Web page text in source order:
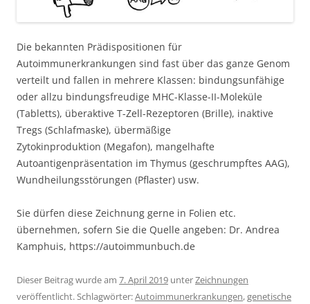
Die bekannten Prädispositionen für
Autoimmunerkrankungen sind fast über das ganze Genom
verteilt und fallen in mehrere Klassen: bindungsunfähige
oder allzu bindungsfreudige MHC-Klasse-II-Moleküle
(Tabletts), überaktive T-Zell-Rezeptoren (Brille), inaktive
Tregs (Schlafmaske), übermäßige
Zytokinproduktion (Megafon), mangelhafte
Autoantigenpräsentation im Thymus (geschrumpftes AAG),
Wundheilungsstörungen (Pflaster) usw.
Sie dürfen diese Zeichnung gerne in Folien etc.
übernehmen, sofern Sie die Quelle angeben: Dr. Andrea
Kamphuis, https://autoimmunbuch.de
Dieser Beitrag wurde am 7. April 2019 unterZeichnungen
veröffentlicht. Schlagwörter:Autoimmunerkrankungen,genetische